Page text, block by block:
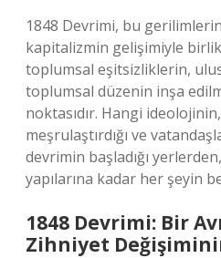
1848 Devrimi, bu gerilimlerin
kapitalizmin gelişimiyle
toplumsal eşitsizliklerin,
toplumsal düzenin inşa
noktasıdır. Hangi
meşrulaştırdığı ve
devrimin başladığı
yapılarına kadar her şeyin
1848 Devrimi: Bir
Zihniyet